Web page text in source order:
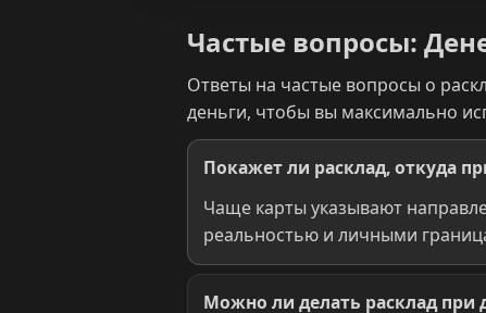
Частые вопросы:
Ответы на частые вопросы о
деньги, чтобы вы максимально
Покажет ли расклад, откуда
Чаще карты указывают
реальностью и личными
Можно ли делать расклад при